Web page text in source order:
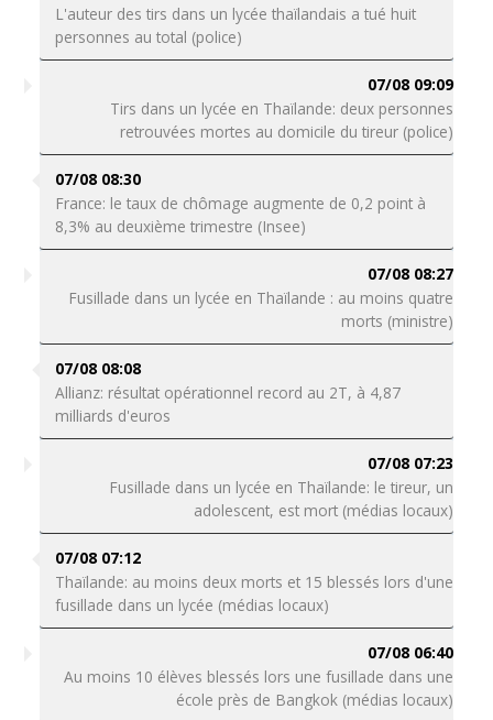
L'auteur des tirs dans un lycée thaïlandais a tué huit
personnes au total (police)
07/08 09:09
Tirs dans un lycée en Thaïlande: deux personnes
retrouvées mortes au domicile du tireur (police)
07/08 08:30
France: le taux de chômage augmente de 0,2 point à
8,3% au deuxième trimestre (Insee)
07/08 08:27
Fusillade dans un lycée en Thaïlande : au moins quatre
morts (ministre)
07/08 08:08
Allianz: résultat opérationnel record au 2T, à 4,87
milliards d'euros
07/08 07:23
Fusillade dans un lycée en Thaïlande: le tireur, un
adolescent, est mort (médias locaux)
07/08 07:12
Thaïlande: au moins deux morts et 15 blessés lors d'une
fusillade dans un lycée (médias locaux)
07/08 06:40
Au moins 10 élèves blessés lors une fusillade dans une
école près de Bangkok (médias locaux)